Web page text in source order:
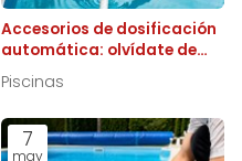
Accesorios de dosificación
automática: olvídate de
añadir cloro a diario
Piscinas
7
may